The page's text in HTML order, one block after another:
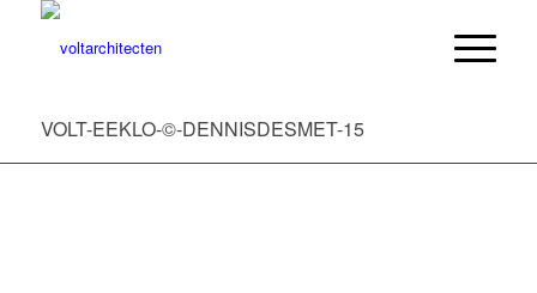
VOLT-EEKLO-©-DENNISDESMET-15